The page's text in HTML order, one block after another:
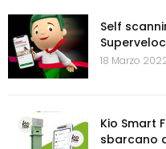
Self
18 Marzo
Kio Smart
sbarcano